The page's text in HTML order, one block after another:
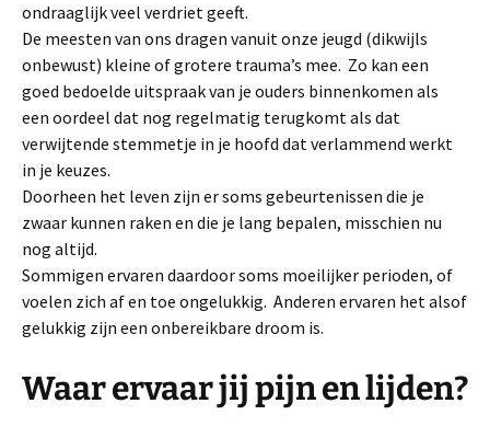
ondraaglijk veel verdriet geeft.
De meesten van ons dragen vanuit onze jeugd (dikwijls
onbewust) kleine of grotere trauma’s mee. Zo kan een
goed bedoelde uitspraak van je ouders binnenkomen als
een oordeel dat nog regelmatig terugkomt als dat
verwijtende stemmetje in je hoofd dat verlammend werkt
in je keuzes.
Doorheen het leven zijn er soms gebeurtenissen die je
zwaar kunnen raken en die je lang bepalen, misschien nu
nog altijd.
Sommigen ervaren daardoor soms moeilijker perioden, of
voelen zich af en toe ongelukkig. Anderen ervaren het alsof
gelukkig zijn een onbereikbare droom is.
Waar ervaar jij pijn en lijden?